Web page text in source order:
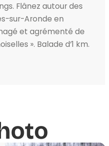
Flânez autour des
sur-Aronde en
et agrémenté de
». Balade d’1 km.